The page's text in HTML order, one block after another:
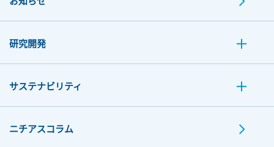
研究開発
サステナビリティ
ニチアスコラム